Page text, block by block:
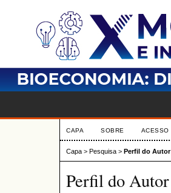
CAPA SOBRE ACESSO
Capa > Pesquisa > Perfil do Autor
Perfil do Autor